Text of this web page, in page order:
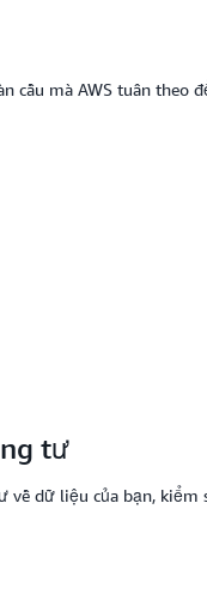
cầu mà AWS tuân theo
tư
dữ liệu của bạn,